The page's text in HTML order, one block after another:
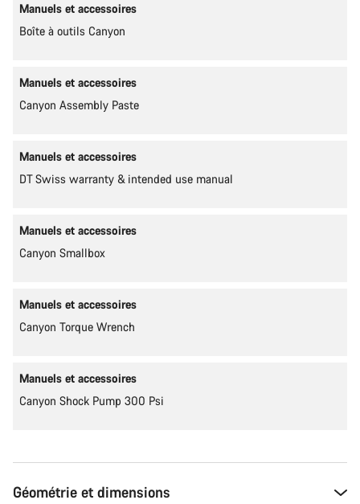
Manuels et accessoires
Boîte à outils Canyon
Manuels et accessoires
Canyon Assembly Paste
Manuels et accessoires
DT Swiss warranty & intended use manual
Manuels et accessoires
Canyon Smallbox
Manuels et accessoires
Canyon Torque Wrench
Manuels et accessoires
Canyon Shock Pump 300 Psi
Géométrie et dimensions